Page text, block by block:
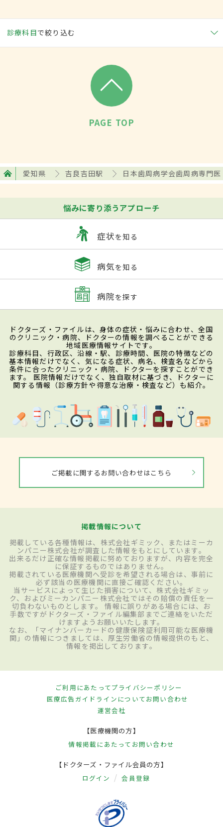
診療科目で絞り込む
PAGE TOP
愛知県 吉良吉田駅 日本歯周病学会歯周病専門医
悩みに寄り添うアプローチ
症状を知る
病気を知る
病院を探す
ドクターズ・ファイルは、身体の症状・悩みに合わせ、全国
のクリニック・病院、ドクターの情報を調べることができる
地域医療情報サイトです。
診療科目、行政区、沿線・駅、診療時間、医院の特徴などの
基本情報だけでなく、気になる症状、病名、検査名などから
条件に合ったクリニック・病院、ドクターを探すことができ
ます。 医院情報だけでなく、独自取材に基づき、ドクターに
関する情報（診療方針や得意な治療・検査など）も紹介。
ご掲載に関するお問い合わせはこちら
掲載情報について
掲載している各種情報は、株式会社ギミック、またはミーカ
ンパニー株式会社が調査した情報をもとにしています。
出来るだけ正確な情報掲載に努めておりますが、内容を完全
に保証するものではありません。
掲載されている医療機関へ受診を希望される場合は、事前に
必ず該当の医療機関に直接ご確認ください。
当サービスによって生じた損害について、株式会社ギミッ
ク、およびミーカンパニー株式会社ではその賠償の責任を一
切負わないものとします。 情報に誤りがある場合には、お
手数ですがドクターズ・ファイル編集部までご連絡をいただ
けますようお願いいたします。
なお、「マイナンバーカードの健康保険証利用可能な医療機
関」の情報につきましては、厚生労働省の情報提供のもと、
情報を掲出しております。
ご利用にあたってプライバシーポリシー
医療広告ガイドラインについてお問い合わせ
運営会社
【医療機関の方】
情報掲載にあたって お問い合わせ
【ドクターズ・ファイル会員の方】
ログイン 会員登録